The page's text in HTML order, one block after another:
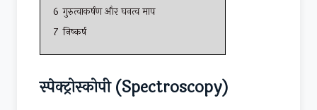
6 गुरुत्वाकर्षण और घनत्व माप
7 निष्कर्ष
स्पेक्ट्रोस्कोपी (Spectroscopy)